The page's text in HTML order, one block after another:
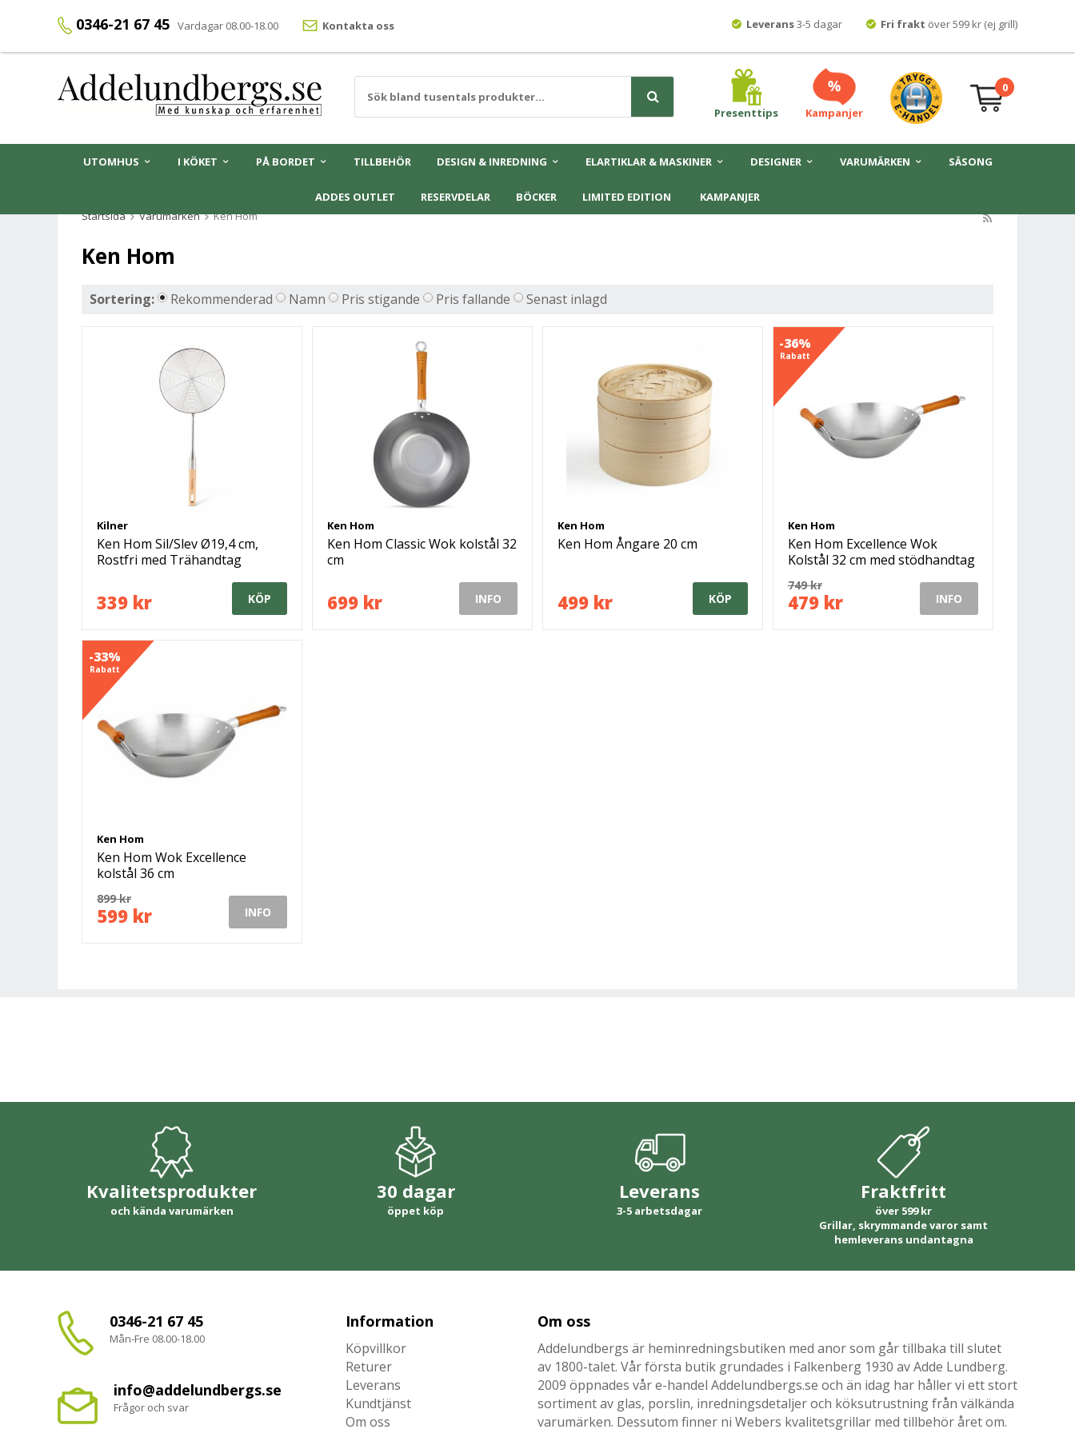
0346-21 67 45 Vardagar 08.00-18.00 Kontakta oss Leverans3-5 dagar Fri frakt över 599 kr (ej grill)
Presenttips Kampanjer
0
UTOMHUS I KÖKET PÅ BORDET TILLBEHÖR DESIGN & INREDNING ELARTIKLAR & MASKINER DESIGNER VARUMÄRKEN SÄSONG
ADDES OUTLET RESERVDELAR BÖCKER LIMITED EDITION
KAMPANJER
Startsida
Varumärken Ken Hom
Ken Hom
Sortering: Rekommenderad Namn Pris stigande Pris fallande Senast inlagd
Kilner
Ken Hom Sil/Slev Ø19,4 cm,
Rostfri med Trähandtag
339 kr KÖP
Ken Hom
Ken Hom Classic Wok kolstål 32
cm
699 kr INFO
Ken Hom
Ken Hom Ångare 20 cm
499 kr KÖP
-36%
Rabatt
Ken Hom
Ken Hom Excellence Wok
Kolstål 32 cm med stödhandtag
749 kr
479 kr INFO
-33%
Rabatt
Ken Hom
Ken Hom Wok Excellence
kolstål 36 cm
899 kr
599 kr INFO
Kvalitetsprodukter
och kända varumärken
30 dagar
öppet köp
Leverans
3-5 arbetsdagar
Fraktfritt
över 599 kr
Grillar, skrymmande varor samt
hemleverans undantagna
0346-21 67 45
Mån-Fre 08.00-18.00
info@addelundbergs.se
Frågor och svar
Information
Köpvillkor
Returer
Leverans
Kundtjänst
Om oss
Om oss
Addelundbergs är heminredningsbutiken med anor som går tillbaka till slutet
av 1800-talet. Vår första butik grundades i Falkenberg 1930 av Adde Lundberg.
2009 öppnades vår e-handel Addelundbergs.se och än idag har håller vi ett stort
sortiment av glas, porslin, inredningsdetaljer och köksutrustning från välkända
varumärken. Dessutom finner ni Webers kvalitetsgrillar med tillbehör året om.